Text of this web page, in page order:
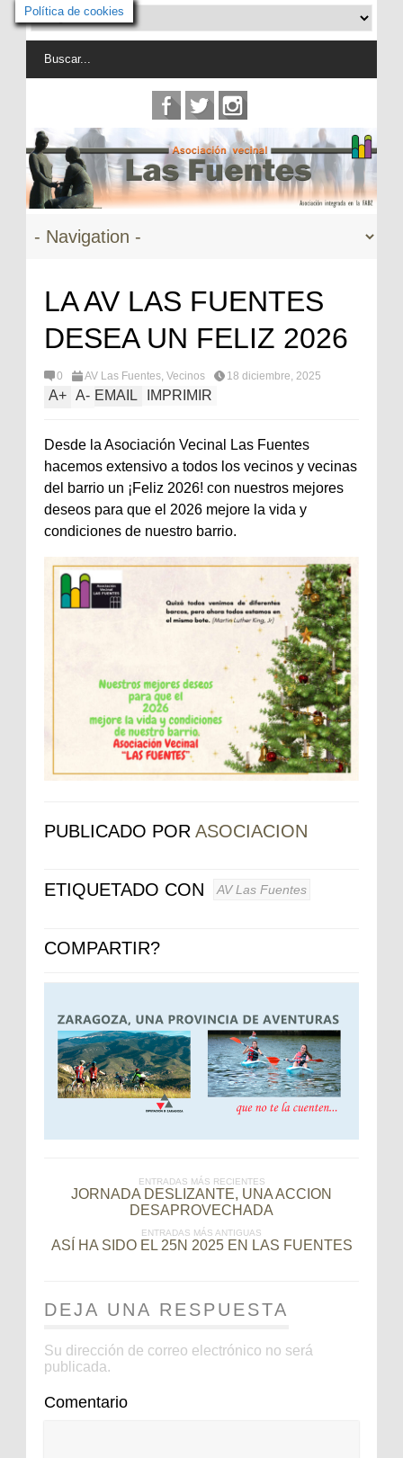
LA AV LAS FUENTES
DESEA UN FELIZ 2026
0 AV Las Fuentes, Vecinos 18 diciembre, 2025
A+ A- EMAIL IMPRIMIR
Desde la Asociación Vecinal Las Fuentes
hacemos extensivo a todos los vecinos y vecinas
del barrio un ¡Feliz 2026! con nuestros mejores
deseos para que el 2026 mejore la vida y
condiciones de nuestro barrio.
PUBLICADO POR ASOCIACION
ETIQUETADO CON AV Las Fuentes
COMPARTIR?
ENTRADAS MÁS RECIENTES
JORNADA DESLIZANTE, UNA ACCION
DESAPROVECHADA
ENTRADAS MÁS ANTIGUAS
ASÍ HA SIDO EL 25N 2025 EN LAS FUENTES
DEJA UNA RESPUESTA
Su dirección de correo electrónico no será
publicada.
Comentario
Política de cookies